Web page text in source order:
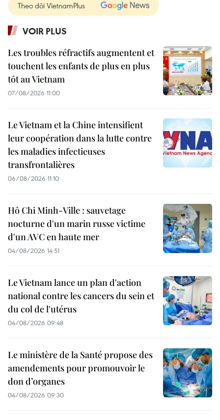
Theo dõi VietnamPlus
VOIR PLUS
Les troubles réfractifs augmentent et
touchent les enfants de plus en plus
tôt au Vietnam
07/08/2026 11:00
Le Vietnam et la Chine intensifient
leur coopération dans la lutte contre
les maladies infectieuses
transfrontalières
06/08/2026 11:10
Hô Chi Minh-Ville : sauvetage
nocturne d'un marin russe victime
d'un AVC en haute mer
04/08/2026 14:51
Le Vietnam lance un plan d'action
national contre les cancers du sein et
du col de l'utérus
04/08/2026 09:48
Le ministère de la Santé propose des
amendements pour promouvoir le
don d’organes
04/08/2026 09:30